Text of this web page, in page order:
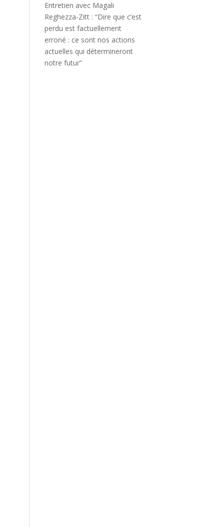
Entretien avec Magali
Reghezza-Zitt : “Dire que c’est
perdu est factuellement
erroné : ce sont nos actions
actuelles qui détermineront
notre futur”